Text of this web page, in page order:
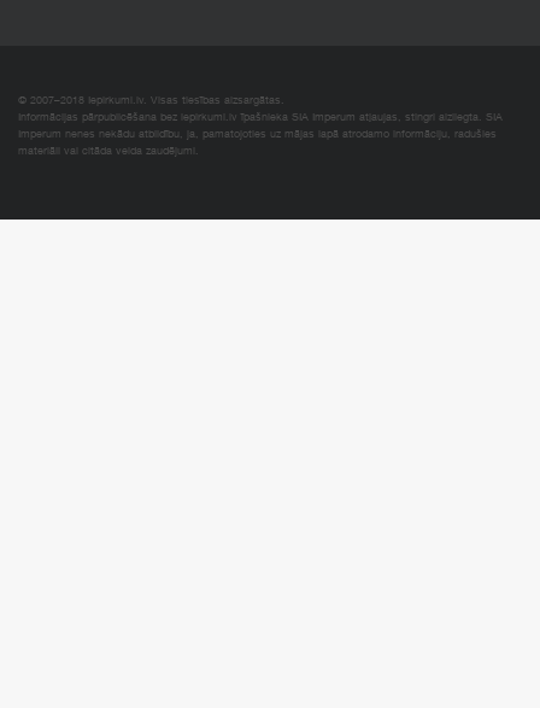
© 2007–2018 Iepirkumi.lv. Visas tiesības aizsargātas.
Informācijas pārpublicēšana bez iepirkumi.lv īpašnieka SIA Imperum atļaujas, stingri aizliegta. SIA
Imperum nenes nekādu atbildību, ja, pamatojoties uz mājas lapā atrodamo informāciju, radušies
materiāli vai citāda veida zaudējumi.